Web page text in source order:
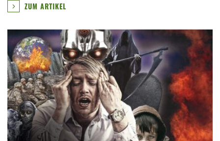
ZUM ARTIKEL